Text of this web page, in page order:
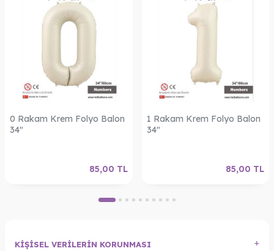
0 Rakam Krem Folyo Balon
34"
85,00 TL
1 Rakam Krem Folyo Balon
34"
85,00 TL
KIŞISEL VERILERIN KORUNMASI